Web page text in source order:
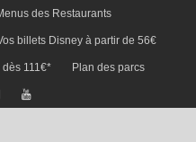
des Restaurants
billets Disney à partir de 56€
111€* Plan des parcs